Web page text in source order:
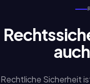
Rechtliche Sicherheit